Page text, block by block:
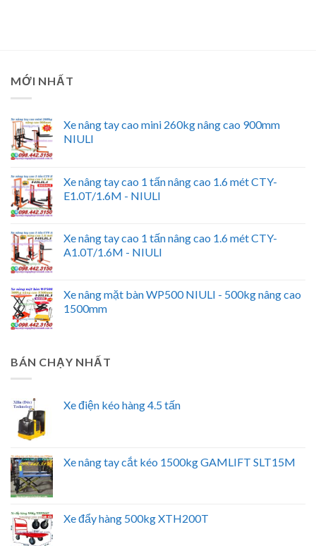
MỚI NHẤT
Xe nâng tay cao mini 260kg nâng cao 900mm
NIULI
Xe nâng tay cao 1 tấn nâng cao 1.6 mét CTY-
E1.0T/1.6M - NIULI
Xe nâng tay cao 1 tấn nâng cao 1.6 mét CTY-
A1.0T/1.6M - NIULI
Xe nâng mặt bàn WP500 NIULI - 500kg nâng cao
1500mm
BÁN CHẠY NHẤT
Xe điện kéo hàng 4.5 tấn
Xe nâng tay cắt kéo 1500kg GAMLIFT SLT15M
Xe đẩy hàng 500kg XTH200T